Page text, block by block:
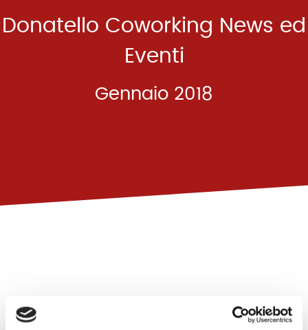
Donatello Coworking News ed
Eventi
Gennaio 2018